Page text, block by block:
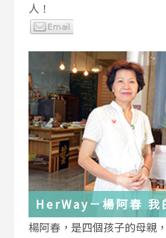
人！
楊阿春，是四個孩子的母親